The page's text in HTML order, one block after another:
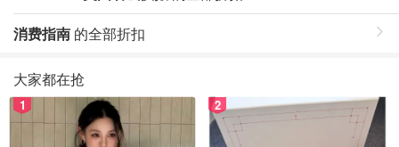
消费指南 的全部折扣
大家都在抢
1 2